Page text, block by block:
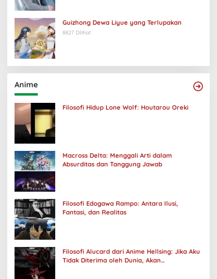
Guizhong Dewa Liyue yang Terlupakan
8827 Dilihat
Anime
Filosofi Hidup Lone Wolf: Houtarou Oreki
Macross Delta: Menggali Arti dalam
Absurditas dan Tanggung Jawab
Filosofi Edogawa Rampo: Antara Ilusi,
Fantasi, dan Realitas
Filosofi Alucard dari Anime Hellsing: Jika Aku
Tidak Diterima oleh Dunia, Akan